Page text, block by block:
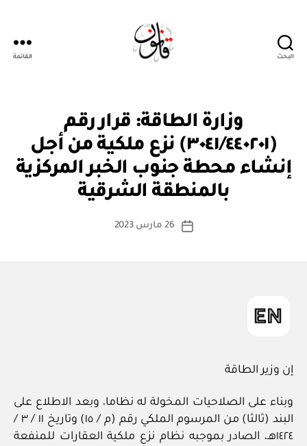
البحث القائمة
ر
وزارة الطاقة: قرار رقم
(٣٠٤١/٤٤٠٢٠١) نزع ملكية من أجل
إنشاء محطة جنوب الخبر المركزية
بالمنطقة الشرقية
كاتب
ا
س
ة
تاريخ
26 مارس 2023
إن وزير الطاقة
وبناء على الصلاحيات المخولة له نظاما، وبعد الاطلاع على
البند (ثالثا) من المرسوم الملكي رقم (م / ١٥) وتاريخ ١١ / ٣ /
١٤٢٤هـ، الصادر بموجبه نظام نزع ملكية العقارات للمنفعة